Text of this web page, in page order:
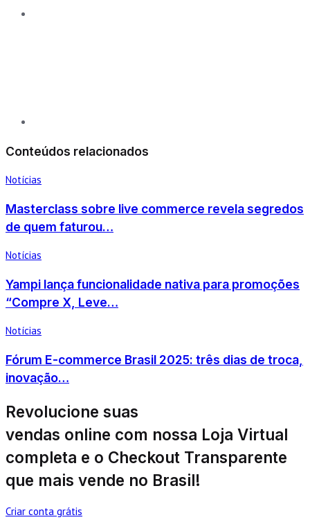
Conteúdos relacionados
Notícias
Masterclass sobre live commerce revela segredos
de quem faturou…
Notícias
Yampi lança funcionalidade nativa para promoções
“Compre X, Leve…
Notícias
Fórum E-commerce Brasil 2025: três dias de troca,
inovação…
Revolucione suas
vendas online com nossa Loja Virtual
completa e o Checkout Transparente
que mais vende no Brasil!
Criar conta grátis